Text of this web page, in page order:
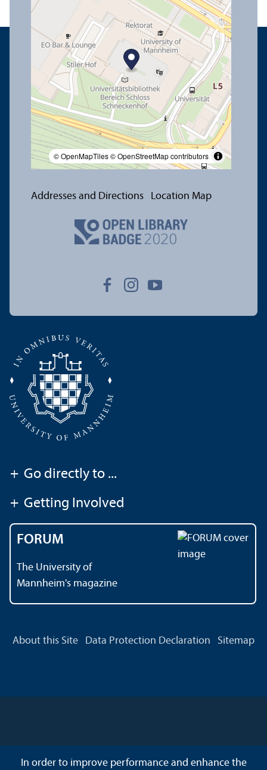
© OpenMapTiles© OpenStreetMap contributors
Addresses and Directions Location Map
+ Go directly to ...
+ Getting Involved
FORUM
The University of
Mannheim's magazine
About this Site Data Protection Declaration Sitemap
In order to improve performance and enhance the